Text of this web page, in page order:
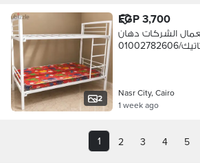
2
EGP 3,700
الشركات دهان
Nasr City, Cairo
1 week ago
1 2 3 4 5